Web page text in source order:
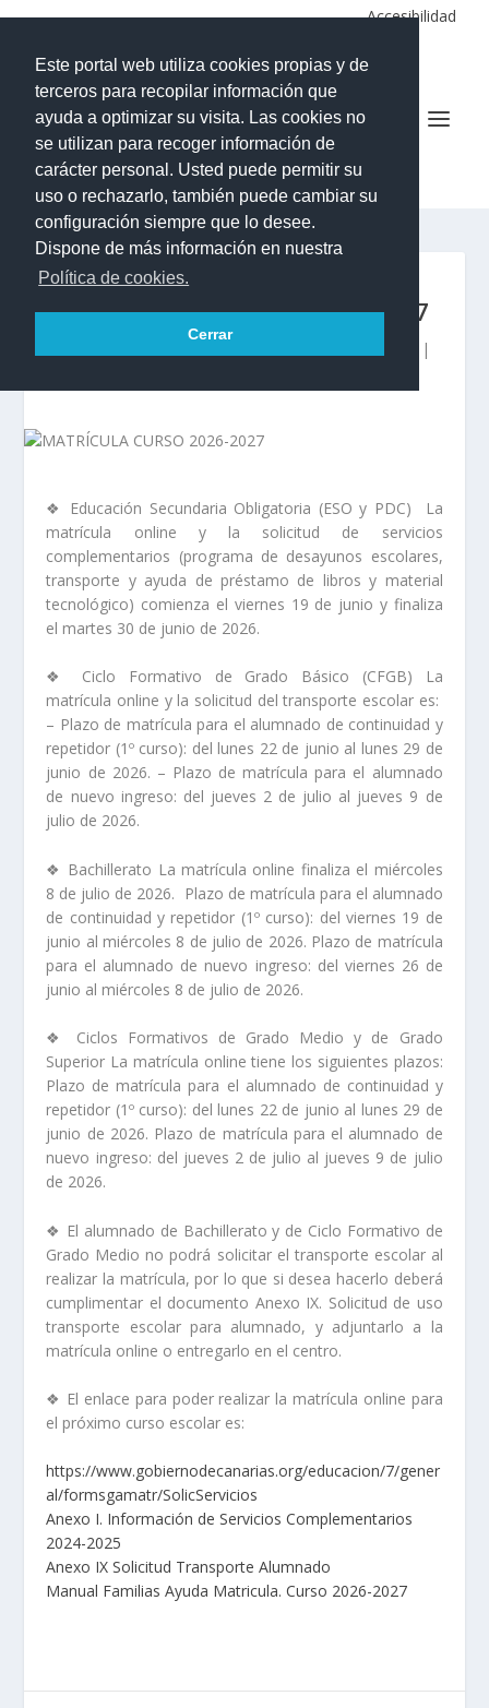
Este portal web utiliza cookies propias y de
terceros para recopilar información que
ayuda a optimizar su visita. Las cookies no
se utilizan para recoger información de
carácter personal. Usted puede permitir su
uso o rechazarlo, también puede cambiar su
configuración siempre que lo desee.
Dispone de más información en nuestra
Política de cookies.
Cerrar
Accesibilidad
IES LA ALDEA DE SAN NICOLÁS
MATRÍCULA CURSO 2026-2027
|
❖ Educación Secundaria Obligatoria (ESO y PDC) La
matrícula online y la solicitud de servicios
complementarios (programa de desayunos escolares,
transporte y ayuda de préstamo de libros y material
tecnológico) comienza el viernes 19 de junio y finaliza
el martes 30 de junio de 2026.
❖ Ciclo Formativo de Grado Básico (CFGB) La
matrícula online y la solicitud del transporte escolar es:
– Plazo de matrícula para el alumnado de continuidad y
repetidor (1º curso): del lunes 22 de junio al lunes 29 de
junio de 2026. – Plazo de matrícula para el alumnado
de nuevo ingreso: del jueves 2 de julio al jueves 9 de
julio de 2026.
❖ Bachillerato La matrícula online finaliza el miércoles
8 de julio de 2026. Plazo de matrícula para el alumnado
de continuidad y repetidor (1º curso): del viernes 19 de
junio al miércoles 8 de julio de 2026. Plazo de matrícula
para el alumnado de nuevo ingreso: del viernes 26 de
junio al miércoles 8 de julio de 2026.
❖ Ciclos Formativos de Grado Medio y de Grado
Superior La matrícula online tiene los siguientes plazos:
Plazo de matrícula para el alumnado de continuidad y
repetidor (1º curso): del lunes 22 de junio al lunes 29 de
junio de 2026. Plazo de matrícula para el alumnado de
nuevo ingreso: del jueves 2 de julio al jueves 9 de julio
de 2026.
❖ El alumnado de Bachillerato y de Ciclo Formativo de
Grado Medio no podrá solicitar el transporte escolar al
realizar la matrícula, por lo que si desea hacerlo deberá
cumplimentar el documento Anexo IX. Solicitud de uso
transporte escolar para alumnado, y adjuntarlo a la
matrícula online o entregarlo en el centro.
❖ El enlace para poder realizar la matrícula online para
el próximo curso escolar es:
https://www.gobiernodecanarias.org/educacion/7/gener
al/formsgamatr/SolicServicios
Anexo I. Información de Servicios Complementarios
2024-2025
Anexo IX Solicitud Transporte Alumnado
Manual Familias Ayuda Matricula. Curso 2026-2027